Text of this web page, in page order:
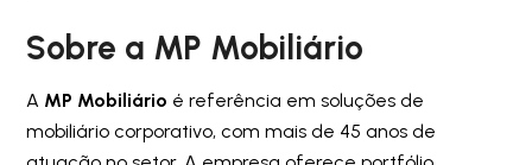
Sobre a MP Mobiliário
A MP Mobiliário é referência em soluções de
mobiliário corporativo, com mais de 45 anos de